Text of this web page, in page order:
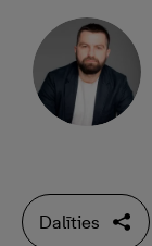
Dalīties